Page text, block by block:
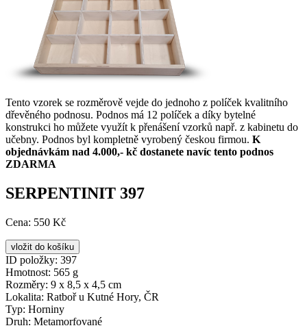
Tento vzorek se rozměrově vejde do jednoho z políček kvalitního
dřevěného podnosu. Podnos má 12 políček a díky bytelné
konstrukci ho můžete využít k přenášení vzorků např. z kabinetu do
učebny. Podnos byl kompletně vyrobený českou firmou. K
objednávkám nad 4.000,- kč dostanete navíc tento podnos
ZDARMA
SERPENTINIT 397
Cena: 550 Kč
ID položky: 397
Hmotnost: 565 g
Rozměry: 9 x 8,5 x 4,5 cm
Lokalita: Ratboř u Kutné Hory, ČR
Typ: Horniny
Druh: Metamorfované